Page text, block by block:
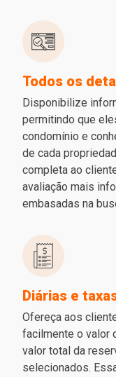
Todos os
Disponibilize
permitindo que
condomínio e
de cada
completa ao
avaliação mais
embasadas na
Diárias e
Ofereça aos
facilmente o valor
valor total da
selecionados.